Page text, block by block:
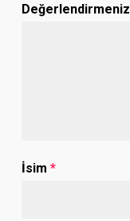
Değerlendirmeniz
İsim *